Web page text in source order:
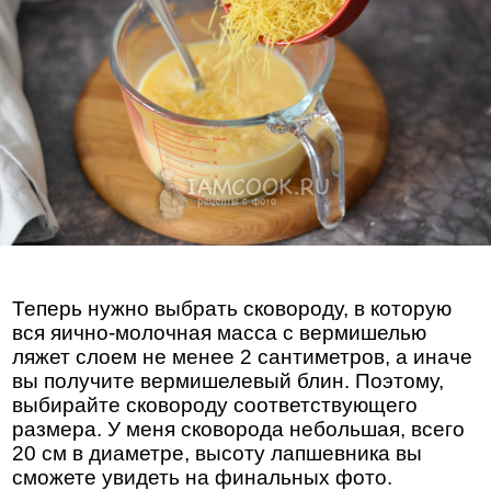
Теперь нужно выбрать сковороду, в которую
вся яично-молочная масса с вермишелью
ляжет слоем не менее 2 сантиметров, а иначе
вы получите вермишелевый блин. Поэтому,
выбирайте сковороду соответствующего
размера. У меня сковорода небольшая, всего
20 см в диаметре, высоту лапшевника вы
сможете увидеть на финальных фото.